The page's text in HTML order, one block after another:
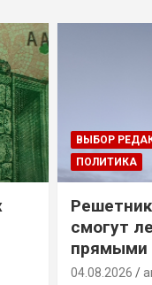
ВЫБОР
ПОЛИТИКА
смогут
прямыми
04.08.2026